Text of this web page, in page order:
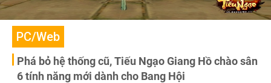
PC/Web
Phá bỏ hệ thống cũ, Tiếu Ngạo Giang Hồ chào sân
6 tính năng mới dành cho Bang Hội